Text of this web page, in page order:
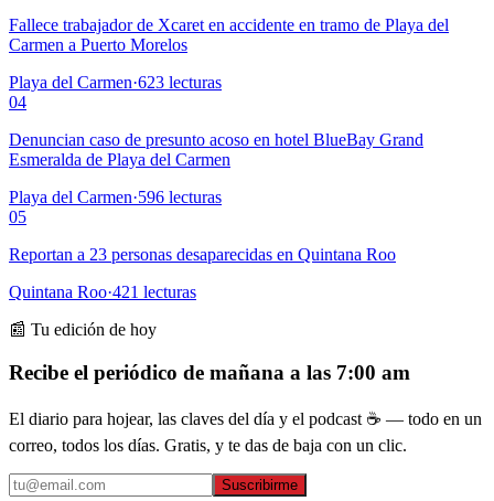
Fallece trabajador de Xcaret en accidente en tramo de Playa del
Carmen a Puerto Morelos
Playa del Carmen·623 lecturas
04
Denuncian caso de presunto acoso en hotel BlueBay Grand
Esmeralda de Playa del Carmen
Playa del Carmen·596 lecturas
05
Reportan a 23 personas desaparecidas en Quintana Roo
Quintana Roo·421 lecturas
📰 Tu edición de hoy
Recibe el periódico de mañana a las 7:00 am
El diario para hojear, las claves del día y el podcast ☕ — todo en un
correo, todos los días. Gratis, y te das de baja con un clic.
Suscribirme